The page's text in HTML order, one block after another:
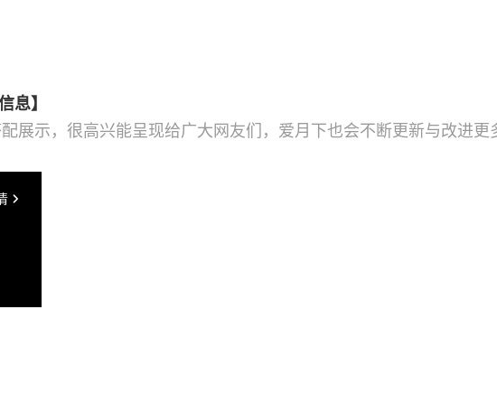
息】
展示，很高兴能呈现给广大网友们，爱月下也会不断更新与改进更